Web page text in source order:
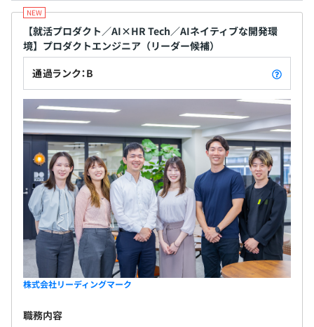
・等級をベースに上長と目標設定をおこない、進捗に応じ
て評価が決定されます。
エンジニア独自の評価体制はございませんが、マネジメン
ト/スペシャリストで異なる評価基準を採用しており、社
員の志向にあわせた評価やキャリア設計を行っています。
・四半期ごとの短いスパンできめ細やかに目標の達成状
況を確認・検証します。 この評価を昇給に直結させ、成
果を上げた人を正当に処遇しています。
・経営陣、同僚による定性的な「360度評価」を個別にフ
ィードバックする機会を設け、「気付き」による自己成長
を促し、ビジネスクオリティを高めています。
・こうした人事評価制度を整えていることでリーディング
は一流企業に匹敵」する企業であり続けています。
各種社会保険完備
無期雇用
3カ月（期間中、条件の変更はありません）
【就活プロダクト／AI×HR Tech／AIネイティブな開発環
境】プロダクトエンジニア（リーダー候補）
通過ランク：B
株式会社リーディングマーク
職務内容